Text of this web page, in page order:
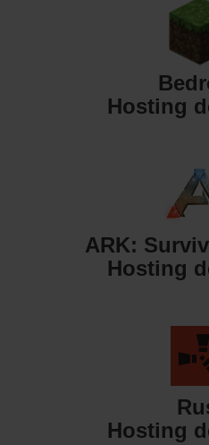
Hosting
ARK:
Hosting
Hosting